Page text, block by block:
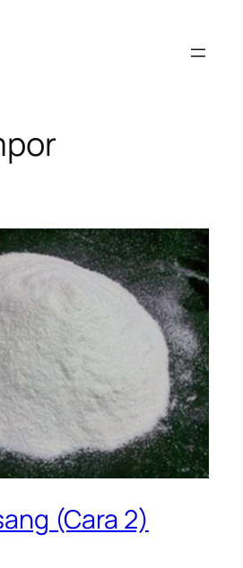
(Cara 2)